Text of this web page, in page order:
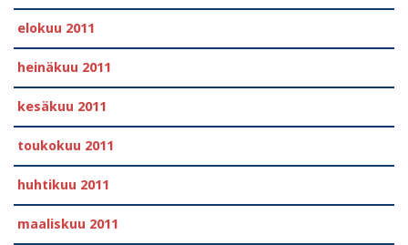
elokuu 2011
heinäkuu 2011
kesäkuu 2011
toukokuu 2011
huhtikuu 2011
maaliskuu 2011